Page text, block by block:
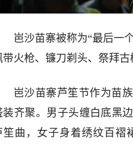
岜沙苗寨被称为“最后一
带火枪、镰刀剃头、祭拜古
岜沙苗寨芦笙节作为苗
装齐聚。男子头缠白底黑
笙曲，女子身着绣纹百褶